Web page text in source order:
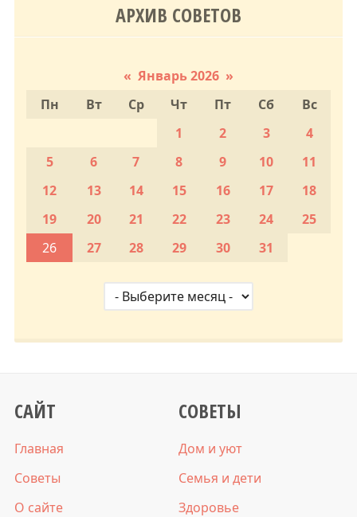
АРХИВ СОВЕТОВ
« Январь 2026 »
Пн
Вт Ср Чт Пт Сб
Вс
1
2 3
4
5
6 7 8 9 10
11
12
13 14 15 16 17
18
19
20 21 22 23 24
25
26
27 28 29 30 31
САЙТ
Главная
Советы
О сайте
СОВЕТЫ
Дом и уют
Семья и дети
Здоровье